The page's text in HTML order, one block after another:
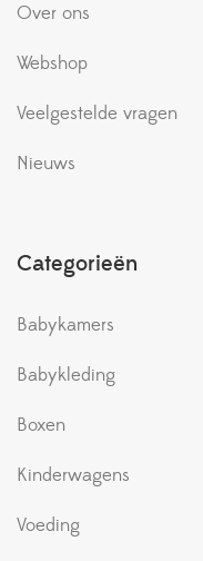
Over ons
Webshop
Veelgestelde vragen
Nieuws
Categorieën
Babykamers
Babykleding
Boxen
Kinderwagens
Voeding